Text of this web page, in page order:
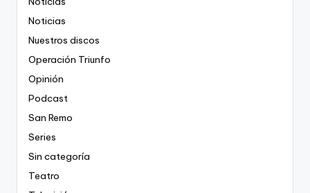
Noticias
Nuestros discos
Operación Triunfo
Opinión
Podcast
San Remo
Series
Sin categoría
Teatro